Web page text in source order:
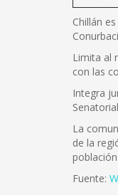
Chillán
Limita al
con las
Integra
La
de la
Fuente: